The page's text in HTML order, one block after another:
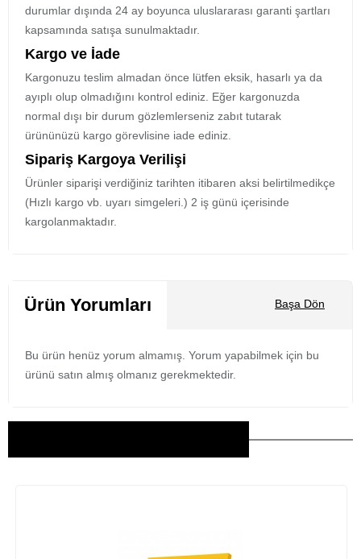
durumlar dışında 24 ay boyunca uluslararası garanti şartları
kapsamında satışa sunulmaktadır.
Kargo ve İade
Kargonuzu teslim almadan önce lütfen eksik, hasarlı ya da
ayıplı olup olmadığını kontrol ediniz. Eğer kargonuzda
normal dışı bir durum gözlemlerseniz zabıt tutarak
ürününüzü kargo görevlisine iade ediniz.
Sipariş Kargoya Verilişi
Ürünler siparişi verdiğiniz tarihten itibaren aksi belirtilmedikçe
(Hızlı kargo vb. uyarı simgeleri.) 2 iş günü içerisinde
kargolanmaktadır.
Ürün Yorumları Başa Dön
Bu ürün henüz yorum almamış. Yorum yapabilmek için bu
ürünü satın almış olmanız gerekmektedir.